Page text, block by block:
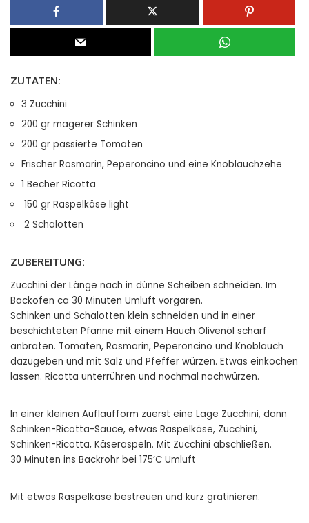
ZUTATEN:
3 Zucchini
200 gr magerer Schinken
200 gr passierte Tomaten
Frischer Rosmarin, Peperoncino und eine Knoblauchzehe
1 Becher Ricotta
150 gr Raspelkäse light
2 Schalotten
ZUBEREITUNG:
Zucchini der Länge nach in dünne Scheiben schneiden. Im
Backofen ca 30 Minuten Umluft vorgaren.
Schinken und Schalotten klein schneiden und in einer
beschichteten Pfanne mit einem Hauch Olivenöl scharf
anbraten. Tomaten, Rosmarin, Peperoncino und Knoblauch
dazugeben und mit Salz und Pfeffer würzen. Etwas einkochen
lassen. Ricotta unterrühren und nochmal nachwürzen.
In einer kleinen Auflaufform zuerst eine Lage Zucchini, dann
Schinken-Ricotta-Sauce, etwas Raspelkäse, Zucchini,
Schinken-Ricotta, Käseraspeln. Mit Zucchini abschließen.
30 Minuten ins Backrohr bei 175’C Umluft
Mit etwas Raspelkäse bestreuen und kurz gratinieren.